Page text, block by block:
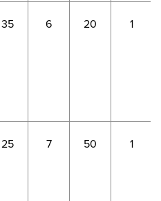
35 6 20 1
25 7 50 1